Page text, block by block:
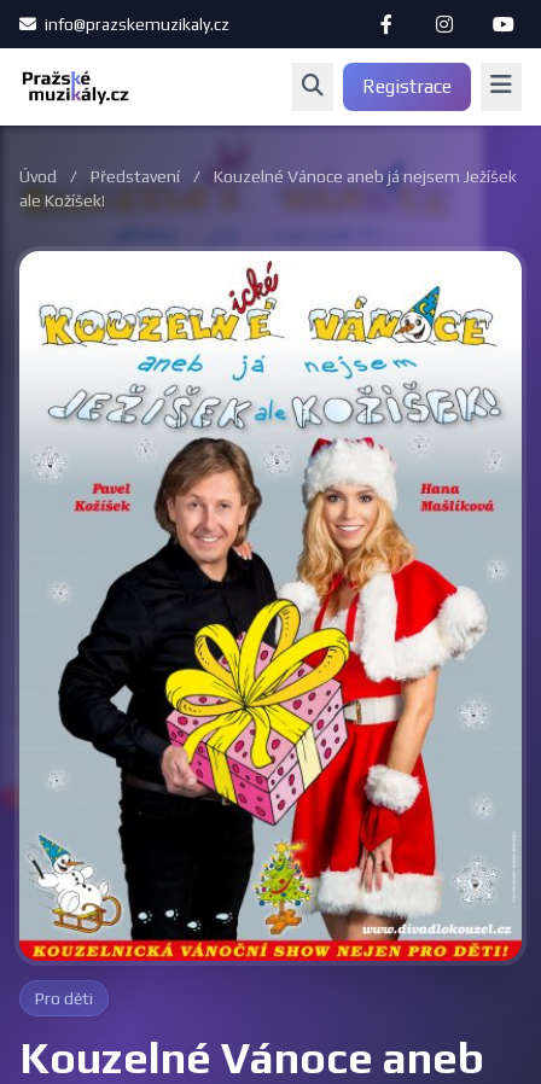
info@prazskemuzikaly.cz
Registrace
Úvod / Představení /
Kouzelné Vánoce aneb já nejsem Ježíšek
ale Kožíšek!
Pro děti
Kouzelné Vánoce aneb